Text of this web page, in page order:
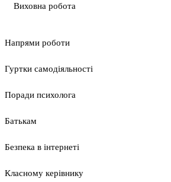
Виховна робота
Напрями роботи
Гуртки самодіяльності
Поради психолога
Батькам
Безпека в інтернеті
Класному керівнику